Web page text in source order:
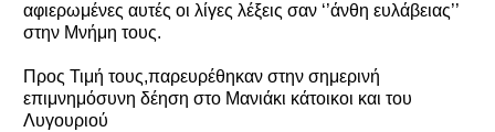
αφιερωμένες αυτές οι λίγες λέξεις σαν ‘’άνθη ευλάβειας’’
στην Μνήμη τους.
Προς Τιμή τους,παρευρέθηκαν στην σημερινή
επιμνημόσυνη δέηση στο Μανιάκι κάτοικοι και του
Λυγουριού